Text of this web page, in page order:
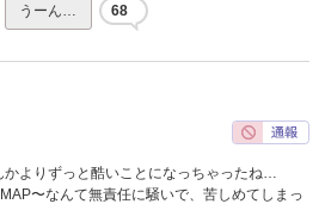
うーん… 68
よりずっと酷いことになっちゃったね…
〜なんて無責任に騒いで、苦しめてしまっ